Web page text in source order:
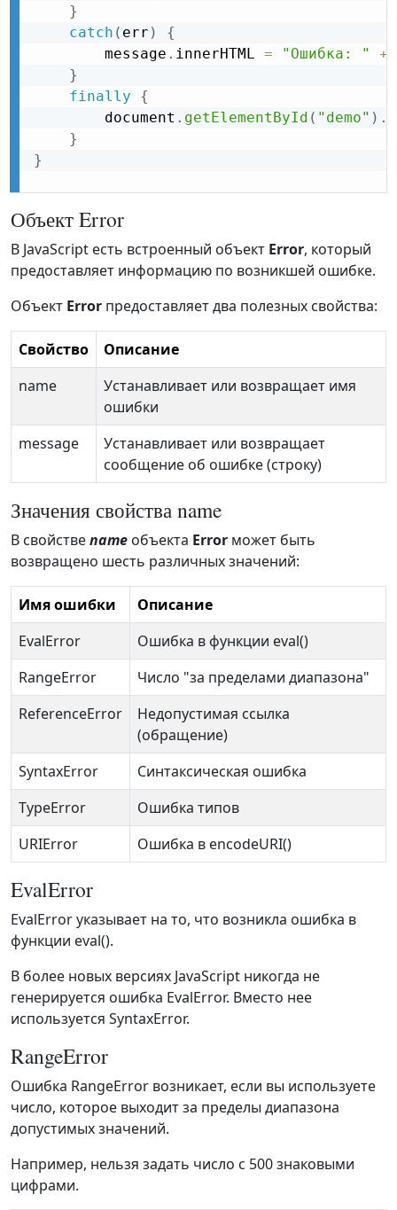
}
catch ( err )
{
        message
. innerHTML = "Ошибка: " +
}
finally
{
        document
. getElementById ( "demo" ) .
}
}
Объект Error
В JavaScript есть встроенный объект Error, который
предоставляет информацию по возникшей ошибке.
Объект Error предоставляет два полезных свойства:
Свойство
Описание
name
Устанавливает или возвращает имя
ошибки
message
Устанавливает или возвращает
сообщение об ошибке (строку)
Значения свойства name
В свойствеname объекта Error может быть
возвращено шесть различных значений:
Имя ошибки
Описание
EvalError
Ошибка в функции eval()
RangeError
Число "за пределами диапазона"
ReferenceError
Недопустимая ссылка
(обращение)
SyntaxError
Синтаксическая ошибка
TypeError
Ошибка типов
URIError
Ошибка в encodeURI()
EvalError
EvalError указывает на то, что возникла ошибка в
функции eval().
В более новых версиях JavaScript никогда не
генерируется ошибка EvalError. Вместо нее
используется SyntaxError.
RangeError
Ошибка RangeError возникает, если вы используете
число, которое выходит за пределы диапазона
допустимых значений.
Например, нельзя задать число с 500 знаковыми
цифрами.